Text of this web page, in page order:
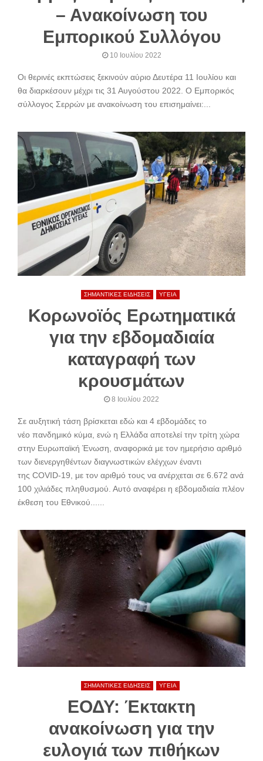
– Ανακοίνωση του
Εμπορικού Συλλόγου
10 Ιουλίου 2022
Οι θερινές εκπτώσεις ξεκινούν αύριο Δευτέρα 11 Ιουλίου και
θα διαρκέσουν μέχρι τις 31 Αυγούστου 2022. Ο Εμπορικός
σύλλογος Σερρών με ανακοίνωση του επισημαίνει:...
ΣΗΜΑΝΤΙΚΕΣ ΕΙΔΗΣΕΙΣ ΥΓΕΙΑ
Κορωνοϊός Ερωτηματικά
για την εβδομαδιαία
καταγραφή των
κρουσμάτων
8 Ιουλίου 2022
Σε αυξητική τάση βρίσκεται εδώ και 4 εβδομάδες το
νέο πανδημικό κύμα, ενώ η Ελλάδα αποτελεί την τρίτη χώρα
στην Ευρωπαϊκή Ένωση, αναφορικά με τον ημερήσιο αριθμό
των διενεργηθέντων διαγνωστικών ελέγχων έναντι
της COVID-19, με τον αριθμό τους να ανέρχεται σε 6.672 ανά
100 χιλιάδες πληθυσμού. Αυτό αναφέρει η εβδομαδιαία πλέον
έκθεση του Εθνικού......
ΣΗΜΑΝΤΙΚΕΣ ΕΙΔΗΣΕΙΣ ΥΓΕΙΑ
ΕΟΔΥ: Έκτακτη
ανακοίνωση για την
ευλογιά των πιθήκων